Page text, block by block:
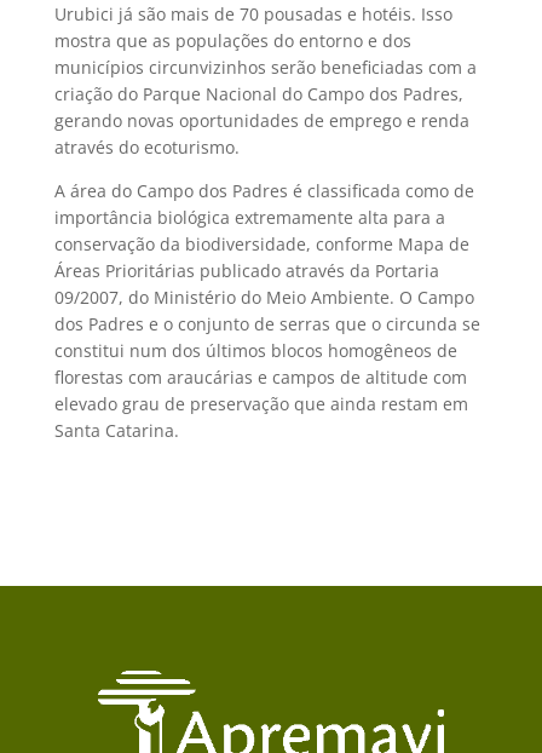
Urubici já são mais de 70 pousadas e hotéis. Isso
mostra que as populações do entorno e dos
municípios circunvizinhos serão beneficiadas com a
criação do Parque Nacional do Campo dos Padres,
gerando novas oportunidades de emprego e renda
através do ecoturismo.
A área do Campo dos Padres é classificada como de
importância biológica extremamente alta para a
conservação da biodiversidade, conforme Mapa de
Áreas Prioritárias publicado através da Portaria
09/2007, do Ministério do Meio Ambiente. O Campo
dos Padres e o conjunto de serras que o circunda se
constitui num dos últimos blocos homogêneos de
florestas com araucárias e campos de altitude com
elevado grau de preservação que ainda restam em
Santa Catarina.